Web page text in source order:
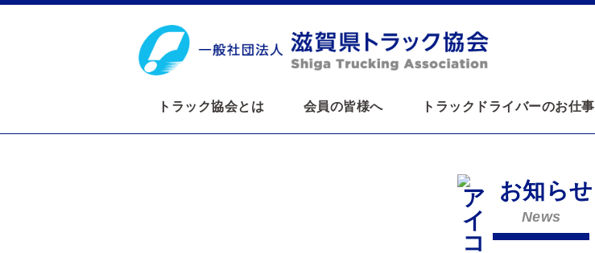
トラック協会とは 会員の皆様へ トラックドライバーのお仕事
お知らせ
News